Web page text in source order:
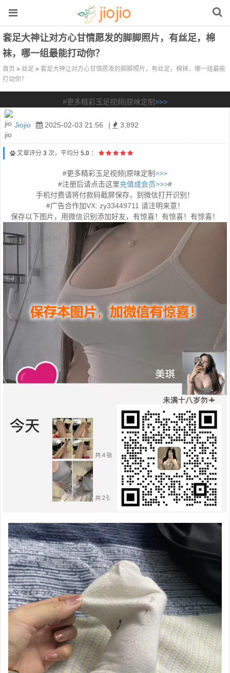
套足大神让对方心甘情愿发的脚脚照片，有丝足，棉
袜，哪一组最能打动你？
首页 » 丝足 » 套足大神让对方心甘情愿发的脚脚照片，有丝足，棉袜，哪一组最能
打动你？
#更多精彩玉足视频|原味定制>>>
Jiojio 2025-02-03 21:56 | 3,892
文章评分 3 次，平均分 5.0 ：
#更多精彩玉足视频|原味定制>>>
#注册后请点击这里充值成会员>>>#
手机付费请将付款码截屏保存，到微信打开识别！
#广告合作加VX: zy33449711 请注明来意！
保存以下图片，用微信识别添加好友，有惊喜！有惊喜！有惊喜！